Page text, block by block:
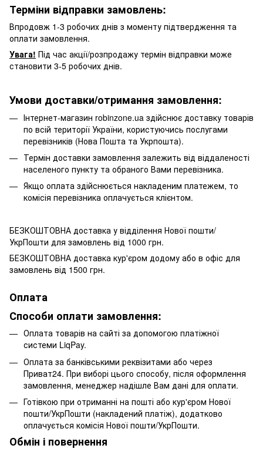
Терміни відправки замовлень:
Впродовж 1-3 робочих днів з моменту підтвердження та
оплати замовлення.
Увага! Під час акції/розпродажу термін відправки може
становити 3-5 робочих днів.
Умови доставки/отримання замовлення:
Інтернет-магазин robinzone.ua здійснює доставку товарів
по всій території України, користуючись послугами
перевізників (Нова Пошта та Укрпошта).
Термін доставки замовлення залежить від віддаленості
населеного пункту та обраного Вами перевізника.
Якщо оплата здійснюється накладеним платежем, то
комісія перевізника оплачується клієнтом.
БЕЗКОШТОВНА доставка у відділення Нової пошти/
УкрПошти для замовлень від 1000 грн.
БЕЗКОШТОВНА доставка кур'єром додому або в офіс для
замовлень від 1500 грн.
Оплата
Способи оплати замовлення:
Оплата товарів на сайті за допомогою платіжної
системи LiqPay.
Оплата за банківськими реквізитами або через
Приват24. При виборі цього способу, після оформлення
замовлення, менеджер надішле Вам дані для оплати.
Готівкою при отриманні на пошті або кур'єром Нової
пошти/УкрПошти (накладений платіж), додатково
оплачується комісія Нової пошти/УкрПошти.
Обмін і повернення